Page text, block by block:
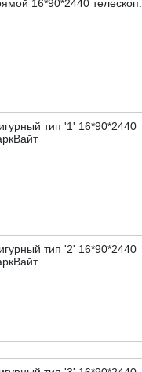
16*90*2440 телескоп.
тип '1' 16*90*2440
тип '2' 16*90*2440